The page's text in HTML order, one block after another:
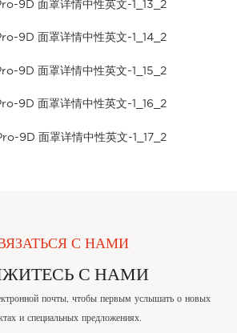
С НАМИ
С НАМИ
почты, чтобы первым услышать о новых
и ​​специальных предложениях.